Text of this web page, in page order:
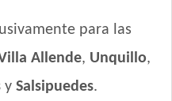
Pollo
para las
Allende, Unquillo,
y Salsipuedes.